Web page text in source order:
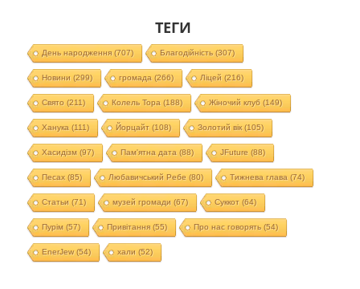
ТЕГИ
День народження(707) Благодійність (307)
Новини (299) громада (266) Ліцей (216)
Свято (211) Колель Тора (188) Жіночий клуб (149)
Ханука (111) Йорцайт (108) Золотий вік(105)
Хасидізм (97) Пам'ятна дата (88) JFuture (88)
Песах(85) Любавичський Ребе (80) Тижнева глава (74)
Статьи (71) музей громади (67) Суккот (64)
Пурім (57) Привітання(55) Про нас говорять (54)
EnerJew(54) хали (52)